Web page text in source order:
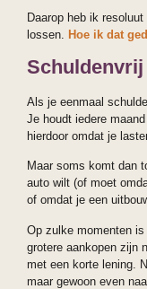
Daarop heb ik
lossen. Hoe ik dat
Als je eenmaal
Je houdt iedere
hierdoor omdat je
Maar soms komt dan
auto wilt (of moet
of omdat je een
Op zulke momenten
grotere aankopen zijn
met een korte lening.
maar gewoon even